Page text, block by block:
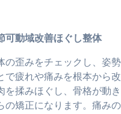
可動域改善ほぐし整体
の歪みをチェックし、姿
で疲れや痛みを根本から
を揉みほぐし、骨格が動
の矯正になります。痛み